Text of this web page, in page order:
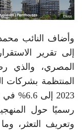
وأضاف النائب محمد
إلى تقرير
المصري، والذي
رسميًا حول
وتعريف التعثر،